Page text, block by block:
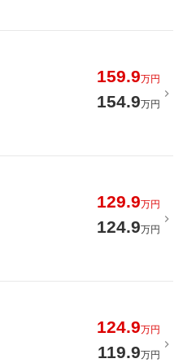
159.9万円
154.9万円
129.9万円
124.9万円
124.9万円
119.9万円